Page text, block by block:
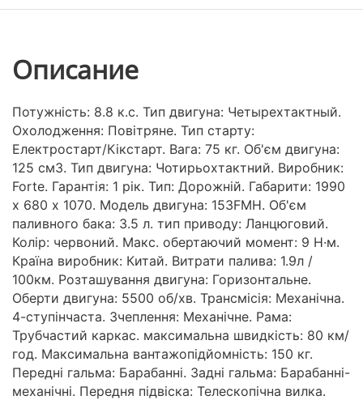
Описание
Потужність: 8.8 к.с. Тип двигуна: Четырехтактный.
Охолодження: Повітряне. Тип старту:
Електростарт/Кікстарт. Вага: 75 кг. Об'єм двигуна:
125 см3. Тип двигуна: Чотирьохтактний. Виробник:
Forte. Гарантія: 1 рік. Тип: Дорожній. Габарити: 1990
х 680 х 1070. Модель двигуна: 153FMH. Об'єм
паливного бака: 3.5 л. тип приводу: Ланцюговий.
Колір: червоний. Макс. обертаючий момент: 9 Н·м.
Країна виробник: Китай. Витрати палива: 1.9л /
100км. Розташування двигуна: Горизонтальне.
Оберти двигуна: 5500 об/хв. Трансмісія: Механічна.
4-ступінчаста. Зчеплення: Механічне. Рама:
Трубчастий каркас. максимальна швидкість: 80 км/
год. Максимальна вантажопідйомність: 150 кг.
Передні гальма: Барабанні. Задні гальма: Барабанні-
механічні. Передня підвіска: Телескопічна вилка.